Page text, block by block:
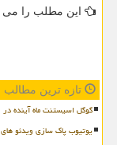
این مطلب را می
تازه ترین مطالب
گوگل اسیستنت ماه آینده
یوتیوب پاک سازی ویدئو